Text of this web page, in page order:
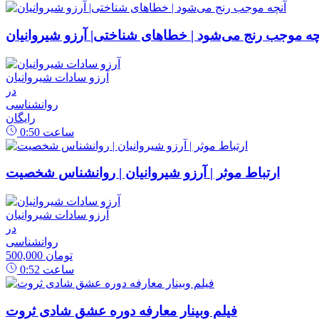
موجب رنج می‌شود | خطاهای شناختی| آرزو شیروانیان
آرزو سادات شیروانیان
در
روانشناسی
رایگان
0:50 ساعت
ارتباط موثر | آرزو شیروانیان | روانشناس شخصیت
آرزو سادات شیروانیان
در
روانشناسی
500,000 تومان
0:52 ساعت
فیلم وبینار معارفه دوره عشق شادی ثروت